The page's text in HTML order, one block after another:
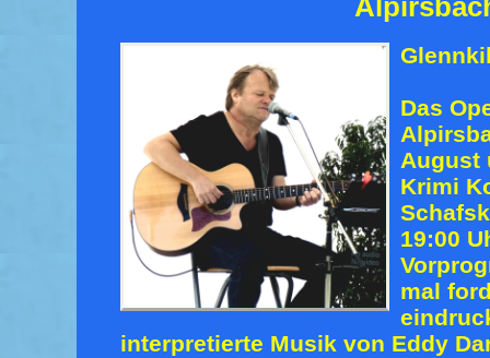
Das
August
Krimi
19:00
mal
interpretierte Musik von Eddy